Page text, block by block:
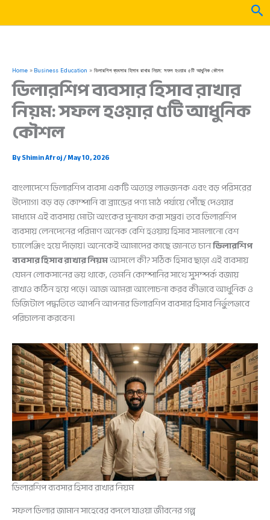
Home Business Education ডিলারশিপ ব্যবসার হিসাব রাখার নিয়ম: সফল হওয়ার ৫টি আধুনিক কৌশল
ডিলারশিপ ব্যবসার হিসাব রাখার
নিয়ম: সফল হওয়ার ৫টি আধুনিক
কৌশল
ByShimin Afroj/May 10, 2026
বাংলাদেশে ডিলারশিপ ব্যবসা একটি অত্যন্ত লাভজনক এবং বড় পরিসরের
উদ্যোগ। বড় বড় কোম্পানি বা ব্র্যান্ডের পণ্য মাঠ পর্যায়ে পৌঁছে দেওয়ার
মাধ্যমে এই ব্যবসায় মোটা অংকের মুনাফা করা সম্ভব। তবে ডিলারশিপ
ব্যবসায় লেনদেনের পরিমাণ অনেক বেশি হওয়ায় হিসাব সামলানো বেশ
চ্যালেঞ্জিং হয়ে দাঁড়ায়। অনেকেই আমাদের কাছে জানতে চানডিলারশিপ
ব্যবসার হিসাব রাখার নিয়মআসলে কী? সঠিক হিসাব ছাড়া এই ব্যবসায়
যেমন লোকসানের ভয় থাকে, তেমনি কোম্পানির সাথে সুসম্পর্ক বজায়
রাখাও কঠিন হয়ে পড়ে। আজ আমরা আলোচনা করব কীভাবে আধুনিক ও
ডিজিটাল পদ্ধতিতে আপনি আপনার ডিলারশিপ ব্যবসার হিসাব নির্ভুলভাবে
পরিচালনা করবেন।
ডিলারশিপ ব্যবসার হিসাব রাখার নিয়ম
সফল ডিলার জামান সাহেবের বদলে যাওয়া জীবনের গল্প